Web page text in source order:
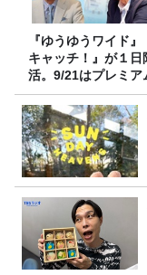
『ゆうゆうワイド』
キャッチ！』が１日
活。9/21はプレミア